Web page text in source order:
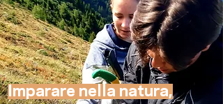
Imparare nella natura,